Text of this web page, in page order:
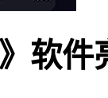
软件